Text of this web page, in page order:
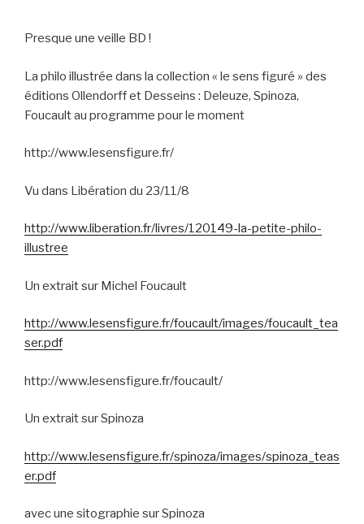
Presque une veille BD !
La philo illustrée dans la collection « le sens figuré » des
éditions Ollendorff et Desseins : Deleuze, Spinoza,
Foucault au programme pour le moment
http://www.lesensfigure.fr/
Vu dans Libération du 23/11/8
http://www.liberation.fr/livres/120149-la-petite-philo-
illustree
Un extrait sur Michel Foucault
http://www.lesensfigure.fr/foucault/images/foucault_tea
ser.pdf
http://www.lesensfigure.fr/foucault/
Un extrait sur Spinoza
http://www.lesensfigure.fr/spinoza/images/spinoza_teas
er.pdf
avec une sitographie sur Spinoza